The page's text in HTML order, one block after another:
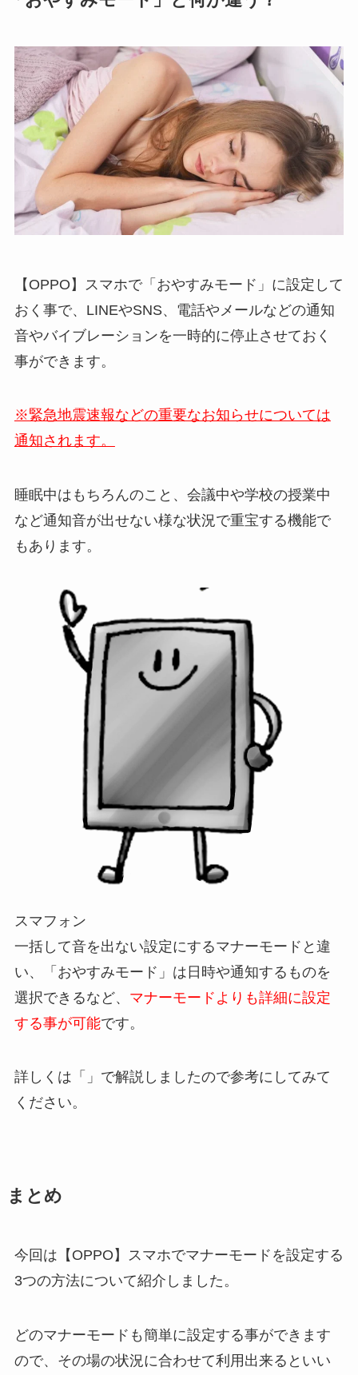
【OPPO】スマホで「おやすみモード」に設定して
おく事で、LINEやSNS、電話やメールなどの通知
音やバイブレーションを一時的に停止させておく
事ができます。
※緊急地震速報などの重要なお知らせについては
通知されます。
睡眠中はもちろんのこと、会議中や学校の授業中
など通知音が出せない様な状況で重宝する機能で
もあります。
スマフォン
一括して音を出ない設定にするマナーモードと違
い、
「おやすみモード」は日時や通知するものを
選択できるなど、 マナーモードよりも詳細に設定
する事が可能です。
詳しくは「」で解説しましたので参考にしてみて
ください。
まとめ
今回は【OPPO】スマホでマナーモードを設定する
3つの方法について紹介しました。
どのマナーモードも簡単に設定する事ができます
ので、その場の状況に合わせて利用出来るといい